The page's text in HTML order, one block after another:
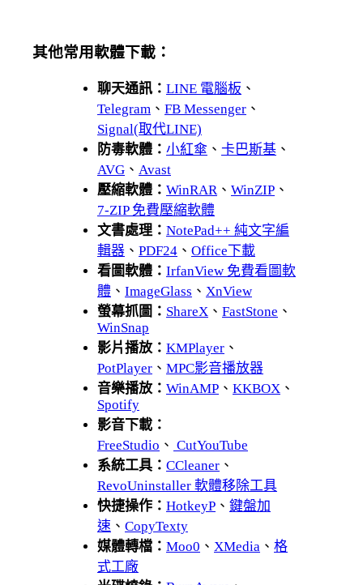
其他常用軟體下載：
聊天通訊： LINE 電腦板 、
Telegram 、 FB Messenger 、
Signal(取代LINE)
防毒軟體： 小紅傘 、 卡巴斯基 、
AVG 、 Avast
壓縮軟體： WinRAR 、 WinZIP 、
7-ZIP 免費壓縮軟體
文書處理： NotePad++ 純文字編
輯器 、 PDF24 、 Office下載
看圖軟體： IrfanView 免費看圖軟
體 、 ImageGlass 、 XnView
螢幕抓圖： ShareX 、 FastStone 、
WinSnap
影片播放： KMPlayer 、
PotPlayer 、 MPC影音播放器
音樂播放： WinAMP 、 KKBOX 、
Spotify
影音下載：
FreeStudio 、 CutYouTube
系統工具： CCleaner 、
RevoUninstaller 軟體移除工具
快捷操作： HotkeyP 、 鍵盤加
速 、 CopyTexty
媒體轉檔： Moo0 、 XMedia 、 格
式工廠